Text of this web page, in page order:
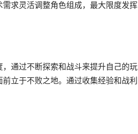
求灵活调整角色组成，最大限度发挥
通过不断探索和战斗来提升自己的玩
立于不败之地。通过收集经验和战利